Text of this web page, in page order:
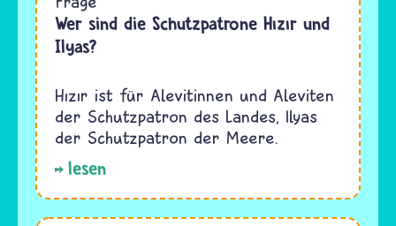
Wer sind die Schutzpatrone Hızır und
Ilyas?
Hızır ist für Alevitinnen und Aleviten
der Schutzpatron des Landes, Ilyas
der Schutzpatron der Meere.
lesen